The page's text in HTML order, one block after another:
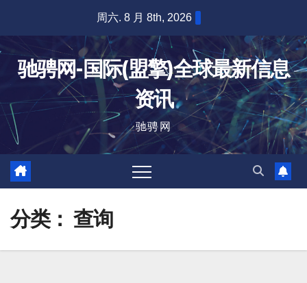
内
周六. 8 月 8th, 2026
驰骋网-国际(盟擎)全球最新信息
资讯
驰骋网
分类： 查询